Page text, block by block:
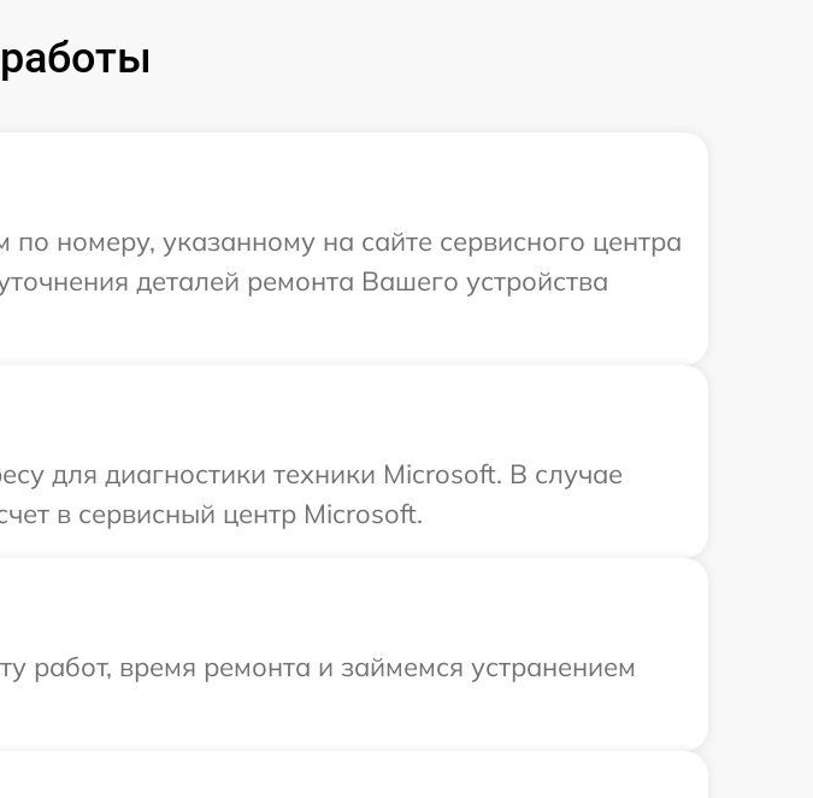
номеру, указанному на сайте сервисного центра
деталей ремонта Вашего устройства
для диагностики техники Microsoft. В случае
в сервисный центр Microsoft.
работ, время ремонта и займемся устранением